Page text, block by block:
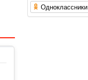
Одноклассники